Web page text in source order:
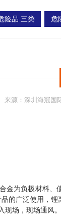
险品 三类 危
来源： 深圳海冠国
金为负极材料
的广泛使用，
现场，现场通